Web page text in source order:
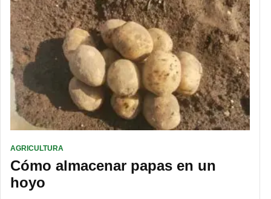
AGRICULTURA
Cómo almacenar papas en un
hoyo